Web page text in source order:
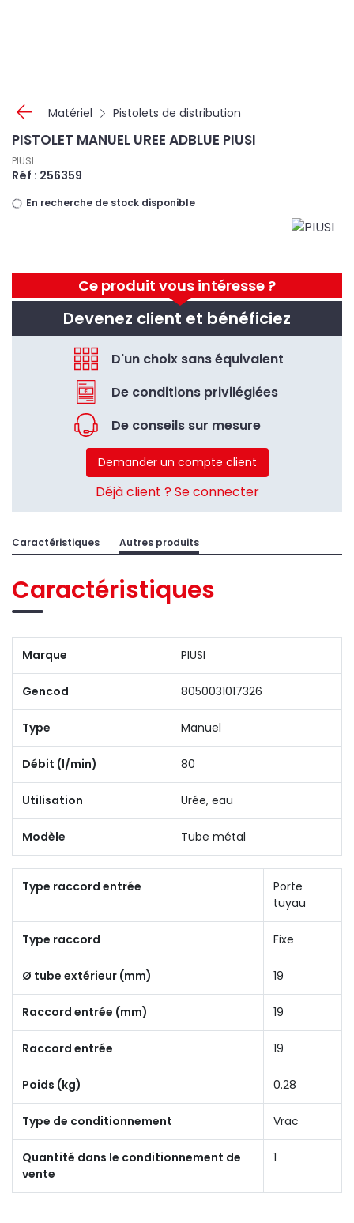
Matériel Pistolets de distribution
Ce produit vous intéresse ?
Devenez client et bénéficiez
D'un choix sans équivalent
De conditions privilégiées
De conseils sur mesure
Demander un compte client
Déjà client ? Se connecter
PISTOLET MANUEL UREE ADBLUE PIUSI
PIUSI
Réf : 256359
En recherche de stock disponible
Caractéristiques Autres produits
Caractéristiques
Marque PIUSI
Gencod 8050031017326
Type Manuel
Débit (l/min) 80
Utilisation Urée, eau
Modèle Tube métal
Type raccord entrée
Porte
tuyau
Type raccord Fixe
Ø tube extérieur (mm) 19
Raccord entrée (mm) 19
Raccord entrée 19
Poids (kg) 0.28
Type de conditionnement Vrac
Quantité dans le conditionnement de
vente
1